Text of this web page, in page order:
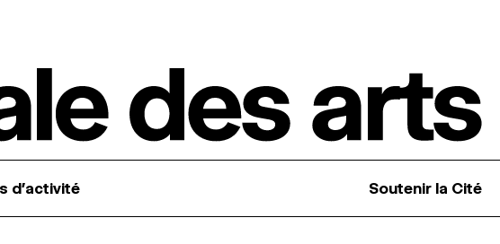
d’activité Soutenir la Cité